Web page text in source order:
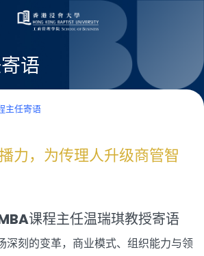
语
主任寄语
力，为传理人升级商管智
课程主任温瑞琪教授寄语
深刻的变革，商业模式、组织能力与领